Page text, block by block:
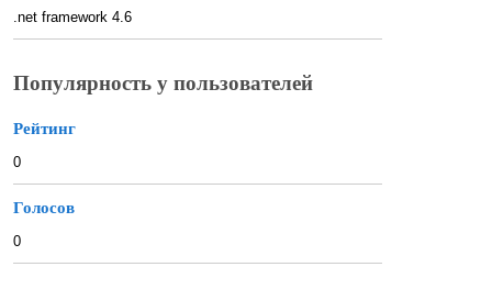
.net framework 4.6
Популярность у пользователей
Рейтинг
0
Голосов
0